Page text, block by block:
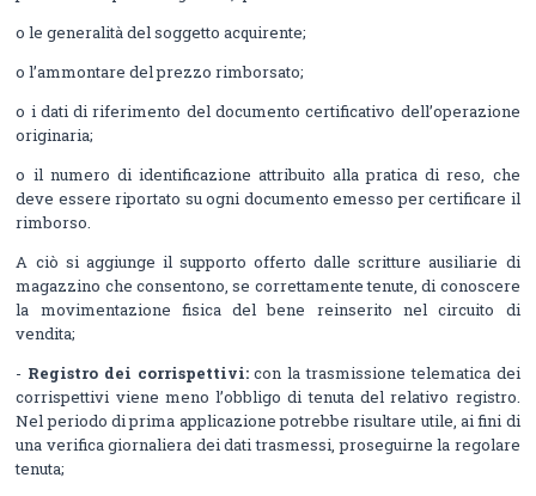
o le generalità del soggetto acquirente;
o l’ammontare del prezzo rimborsato;
o i dati di riferimento del documento certificativo dell’operazione
originaria;
o il numero di identificazione attribuito alla pratica di reso, che
deve essere riportato su ogni documento emesso per certificare il
rimborso.
A ciò si aggiunge il supporto offerto dalle scritture ausiliarie di
magazzino che consentono, se correttamente tenute, di conoscere
la movimentazione fisica del bene reinserito nel circuito di
vendita;
- Registro dei corrispettivi:con la trasmissione telematica dei
corrispettivi viene meno l’obbligo di tenuta del relativo registro.
Nel periodo di prima applicazione potrebbe risultare utile, ai fini di
una verifica giornaliera dei dati trasmessi, proseguirne la regolare
tenuta;